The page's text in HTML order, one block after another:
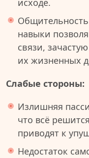
исходе.
навыки
связи,
их жизненных
Слабые стороны:
Излишняя
что всё
приводят к
Недостаток